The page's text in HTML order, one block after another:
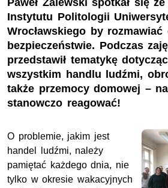
Paweł Zalewski spotkał się
Instytutu Politologii
Wrocławskiego by rozmawiać
bezpieczeństwie. Podczas
przedstawił tematykę
wszystkim handlu ludźmi,
także przemocy domowej –
stanowczo reagować!
O problemie, jakim jest
handel ludźmi, należy
pamiętać każdego dnia, nie
tylko w okresie wakacyjnych